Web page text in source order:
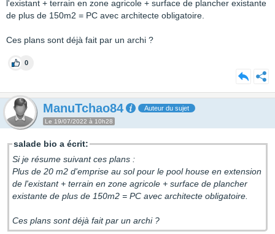
l'existant + terrain en zone agricole + surface de plancher existante
de plus de 150m2 = PC avec architecte obligatoire.
Ces plans sont déjà fait par un archi ?
0
ManuTchao84 Auteur du sujet
Le 19/07/2022 à 10h28
salade bio a écrit:
Si je résume suivant ces plans :
Plus de 20 m2 d'emprise au sol pour le pool house en extension
de l'existant + terrain en zone agricole + surface de plancher
existante de plus de 150m2 = PC avec architecte obligatoire.
Ces plans sont déjà fait par un archi ?